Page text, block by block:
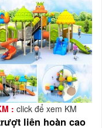
trong lĩnh vực thiết kế,
trượt liên hoàn nhập
đến cho con sân chơi
bảo trì, bảo dưỡng
đặt cầu trượt liên
nhà hàng, khách
: click để xem KM
liên hoàn cao